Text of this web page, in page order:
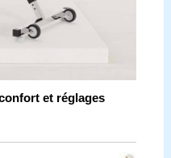
et réglages